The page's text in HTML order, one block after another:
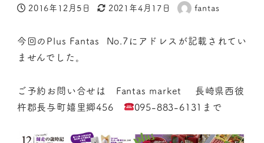
投稿日
2016年12月5日
更新日
2021年4月17日
著
fantas
今回のPlus Fantas No.7にアドレスが記載されてい
ませんでした。
ご予約お問い合せは Fantas market 長崎県西彼
杵郡長与町嬉里郷456
095-883-6131まで